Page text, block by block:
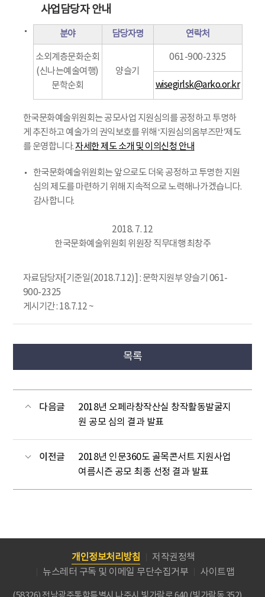
사업담당자 안내
분야 담당자명 연락처
소외계층문화순회
(신나는예술여행)
문학순회
양슬기
061-900-2325
wisegirlsk@arko.or.kr
한국문화예술위원회는 공모사업 지원심의를 공정하고 투명하
게 추진하고 예술가의 권익보호를 위해 ‘지원심의옴부즈만’제도
를 운영합니다.자세한 제도 소개 및 이의신청 안내
한국문화예술위원회는 앞으로도 더욱 공정하고 투명한 지원
심의 제도를 마련하기 위해 지속적으로 노력해나가겠습니다.
감사합니다.
2018. 7. 12
한국문화예술위원회 위원장 직무대행 최창주
자료담당자[기준일(2018.7.12)] : 문학지원부 양슬기 061-
900-2325
게시기간 : 18.7.12 ~
목록
다음글
2018년 오페라창작산실 창작활동발굴지
원 공모 심의 결과 발표
이전글
2018년 인문360도 골목콘서트 지원사업
여름시즌 공모 최종 선정 결과 발표
개인정보처리방침
저작권정책
뉴스레터 구독 및 이메일 무단수집거부
사이트맵